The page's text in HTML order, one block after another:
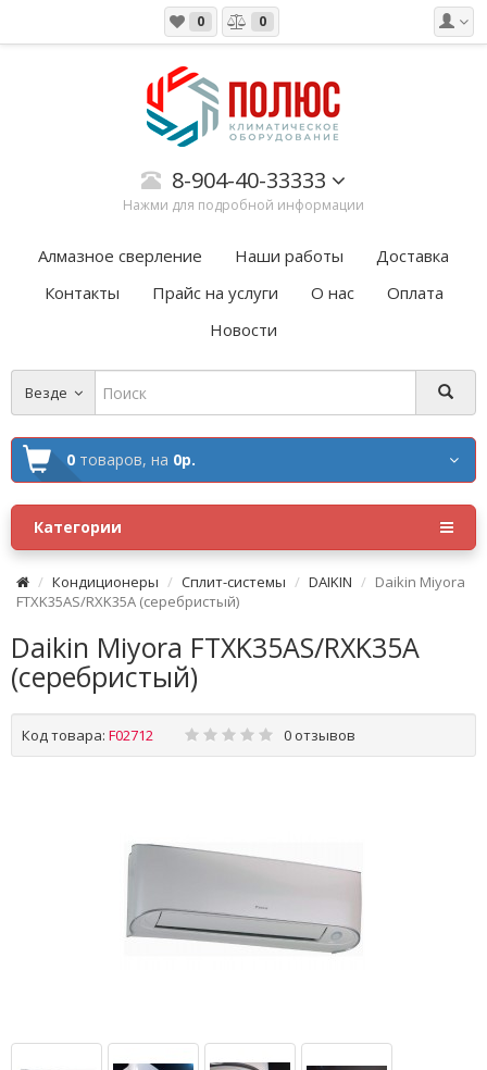
0 0
8-904-40-33333
Нажми для подробной информации
Алмазное сверление Наши работы
Доставка
Контакты
Прайс на услуги О нас
Оплата
Новости
Везде
0 товаров, на 0р.
Категории
Кондиционеры Сплит-системы DAIKIN
Daikin Miyora
FTXK35AS/RXK35A (серебристый)
Daikin Miyora FTXK35AS/RXK35A
(серебристый)
Код товара: F02712 0 отзывов